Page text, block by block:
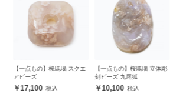
もの】桜瑪瑙 スクエ
【一点もの】桜瑪瑙 立体彫
刻ビーズ 九尾狐
10,100
【一点